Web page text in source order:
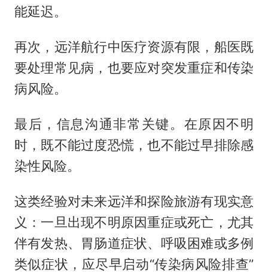
能延迟。
再次，远洋航行中医疗资源有限，船医既
要处理常见病，也要应对突发重症和传染
病风险。
最后，信息沟通非常关键。在原因不明
时，既不能过度恐慌，也不能过早排除感
染性风险。
这类经验对未来远洋和探险旅游有现实意
义：一旦出现不明原因重症或死亡，尤其
伴有发热、胃肠道症状、呼吸困难或多例
类似症状，应尽早启动“传染病风险排查”